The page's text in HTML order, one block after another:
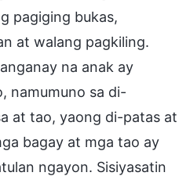
pagiging bukas,
at walang pagkiling.
na anak ay
namumuno sa di-
at tao, yaong di-patas at
bagay at mga tao ay
ngayon. Sisiyasatin